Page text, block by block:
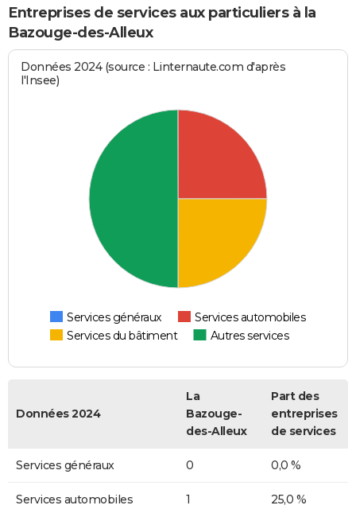
Entreprises de services aux particuliers à la
Bazouge-des-Alleux
Données 2024 (source : Linternaute.com d'après
l'Insee)
Services généraux
Services automobiles
Services du bâtiment
Autres services
Données 2024
La
Bazouge-
des-Alleux
Part des
entreprises
de services
Services généraux 0 0,0 %
Services automobiles 1 25,0 %